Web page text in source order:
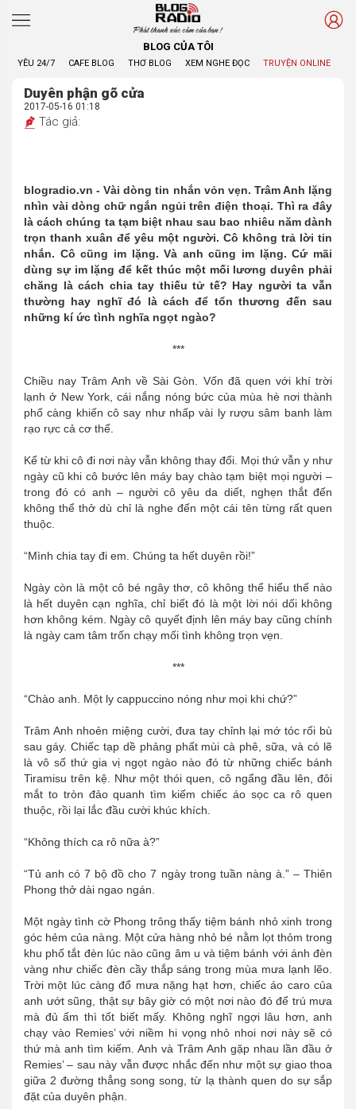
Phát thanh xúc cảm của bạn !
BLOG CỦA TÔI
YÊU 24/7 CAFE BLOG THƠ BLOG XEM NGHE ĐỌC TRUYỆN ONLINE
Duyên phận gõ cửa
2017-05-16 01:18
Tác giả:
blogradio.vn - Vài dòng tin nhắn vỏn vẹn. Trâm Anh lặng
nhìn vài dòng chữ ngắn ngủi trên điện thoại. Thì ra đây
là cách chúng ta tạm biệt nhau sau bao nhiêu năm dành
trọn thanh xuân để yêu một người. Cô không trả lời tin
nhắn. Cô cũng im lặng. Và anh cũng im lặng. Cứ mãi
dùng sự im lặng để kết thúc một mối lương duyên phải
chăng là cách chia tay thiếu tử tế? Hay người ta vẫn
thường hay nghĩ đó là cách để tổn thương đến sau
những kí ức tình nghĩa ngọt ngào?
***
Chiều nay Trâm Anh về Sài Gòn. Vốn đã quen với khí trời
lạnh ở New York, cái nắng nóng bức của mùa hè nơi thành
phố càng khiến cô say như nhấp vài ly rượu sâm banh làm
rạo rực cả cơ thể.
Kể từ khi cô đi nơi này vẫn không thay đổi. Mọi thứ vẫn y như
ngày cũ khi cô bước lên máy bay chào tạm biệt mọi người –
trong đó có anh – người cô yêu da diết, nghẹn thắt đến
không thể thở dù chỉ là nghe đến một cái tên từng rất quen
thuộc.
“Mình chia tay đi em. Chúng ta hết duyên rồi!”
Ngày còn là một cô bé ngây thơ, cô không thể hiểu thế nào
là hết duyên cạn nghĩa, chỉ biết đó là một lời nói dối không
hơn không kém. Ngày cô quyết định lên máy bay cũng chính
là ngày cam tâm trốn chạy mối tình không trọn vẹn.
***
“Chào anh. Một ly cappuccino nóng như mọi khi chứ?”
Trâm Anh nhoẻn miệng cười, đưa tay chỉnh lại mớ tóc rối bù
sau gáy. Chiếc tạp dề phảng phất mùi cà phê, sữa, và có lẽ
là vô số thứ gia vị ngọt ngào nào đó từ những chiếc bánh
Tiramisu trên kệ. Như một thói quen, cô ngẩng đầu lên, đôi
mắt to tròn đảo quanh tìm kiếm chiếc áo sọc ca rô quen
thuộc, rồi lại lắc đầu cười khúc khích.
“Không thích ca rô nữa à?”
“Tủ anh có 7 bộ đồ cho 7 ngày trong tuần nàng à.” – Thiên
Phong thở dài ngao ngán.
Một ngày tình cờ Phong trông thấy tiệm bánh nhỏ xinh trong
góc hẻm của nàng. Một cửa hàng nhỏ bé nằm lọt thỏm trong
khu phố tắt đèn lúc nào cũng âm u và tiệm bánh với ánh đèn
vàng như chiếc đèn cầy thắp sáng trong mùa mưa lạnh lẽo.
Trời một lúc càng đổ mưa nặng hạt hơn, chiếc áo caro của
anh ướt sũng, thật sự bây giờ có một nơi nào đó để trú mưa
mà đủ ấm thì tốt biết mấy. Không nghĩ ngợi lâu hơn, anh
chạy vào Remies’ với niềm hi vọng nhỏ nhoi nơi này sẽ có
thứ mà anh tìm kiếm. Anh và Trâm Anh gặp nhau lần đầu ở
Remies’ – sau này vẫn được nhắc đến như một sự giao thoa
giữa 2 đường thẳng song song, từ lạ thành quen do sự sắp
đặt của duyên phận.